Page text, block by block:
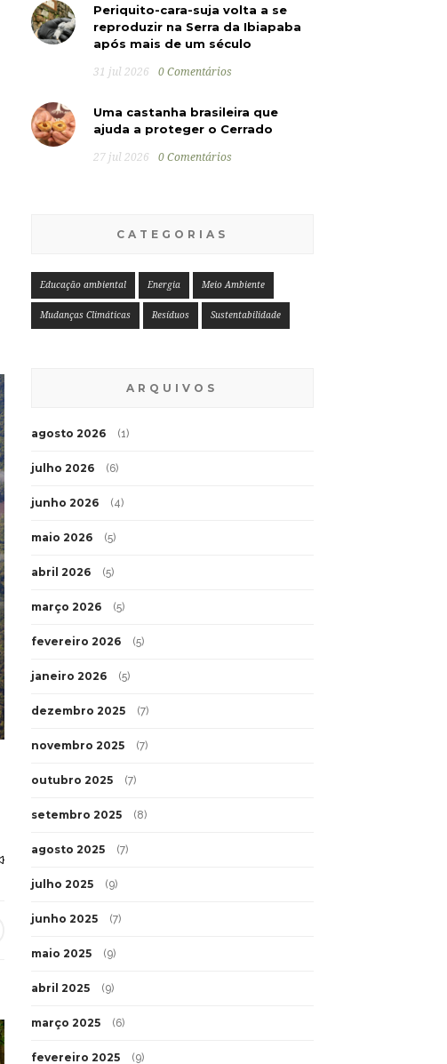
Periquito-cara-suja volta a se
reproduzir na Serra da Ibiapaba
após mais de um século
31 jul 2026 0 Comentários
Uma castanha brasileira que
ajuda a proteger o Cerrado
27 jul 2026 0 Comentários
CATEGORIAS
Educação ambiental Energia Meio Ambiente
Mudanças Climáticas Resíduos Sustentabilidade
ARQUIVOS
agosto 2026 (1)
julho 2026 (6)
junho 2026 (4)
maio 2026 (5)
abril 2026 (5)
março 2026 (5)
fevereiro 2026 (5)
janeiro 2026 (5)
dezembro 2025 (7)
novembro 2025 (7)
outubro 2025 (7)
setembro 2025 (8)
agosto 2025 (7)
julho 2025 (9)
junho 2025 (7)
maio 2025 (9)
abril 2025 (9)
março 2025 (6)
fevereiro 2025 (9)